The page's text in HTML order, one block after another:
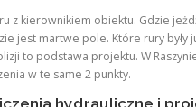
z kierownikiem obiektu. Gdzie
jest martwe pole. Które rury były
to podstawa projektu. W
w te same 2 punkty.
hydrauliczne i